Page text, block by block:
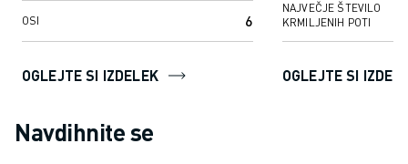
OSI 6
OGLEJTE SI IZDELEK
NAJVEČJE ŠTEVILO
KRMILJENIH POTI
OGLEJTE SI
Navdihnite se